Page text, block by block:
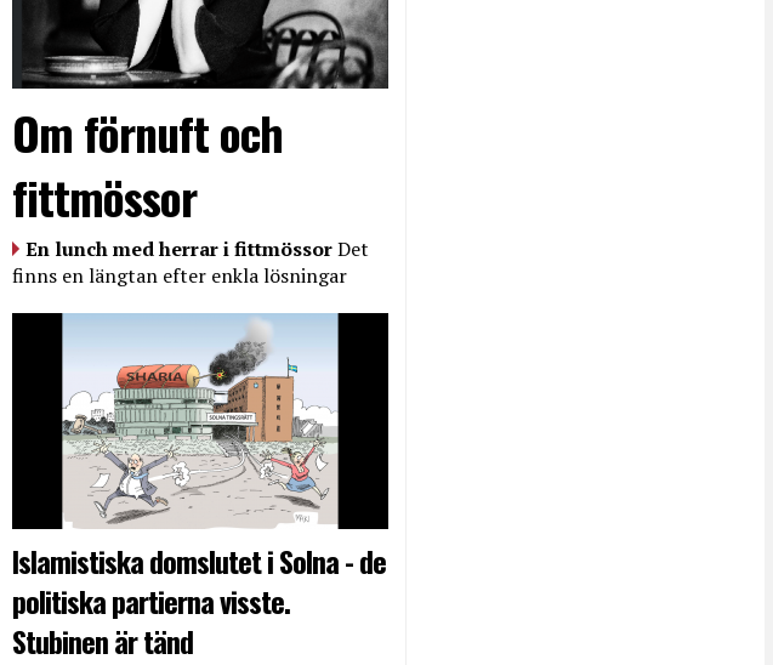
Om förnuft och
fittmössor
En lunch med herrar i fittmössorDet
finns en längtan efter enkla lösningar
Islamistiska domslutet i Solna - de
politiska partierna visste.
Stubinen är tänd